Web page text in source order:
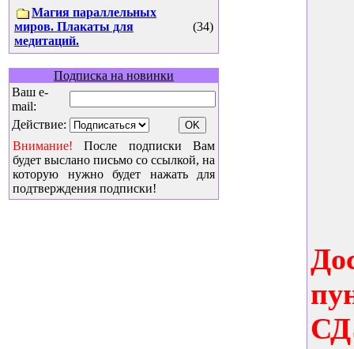
Магия параллельных
миров. Плакаты для
медитаций.
(34)
Подписка на новинки
Ваш e-
mail:
Действие:
Внимание! После подписки Вам
будет выслано письмо со ссылкой, на
которую нужно будет нажать для
подтверждения подписки!